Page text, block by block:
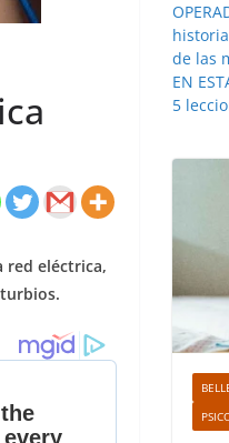
red eléctrica,
de las
EN
5